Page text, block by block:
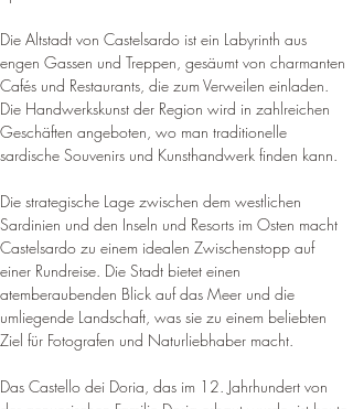
Die Altstadt von Castelsardo ist ein Labyrinth aus
engen Gassen und Treppen, gesäumt von charmanten
Cafés und Restaurants, die zum Verweilen einladen.
Die Handwerkskunst der Region wird in zahlreichen
Geschäften angeboten, wo man traditionelle
sardische Souvenirs und Kunsthandwerk finden kann.
Die strategische Lage zwischen dem westlichen
Sardinien und den Inseln und Resorts im Osten macht
Castelsardo zu einem idealen Zwischenstopp auf
einer Rundreise. Die Stadt bietet einen
atemberaubenden Blick auf das Meer und die
umliegende Landschaft, was sie zu einem beliebten
Ziel für Fotografen und Naturliebhaber macht.
Das Castello dei Doria, das im 12. Jahrhundert von